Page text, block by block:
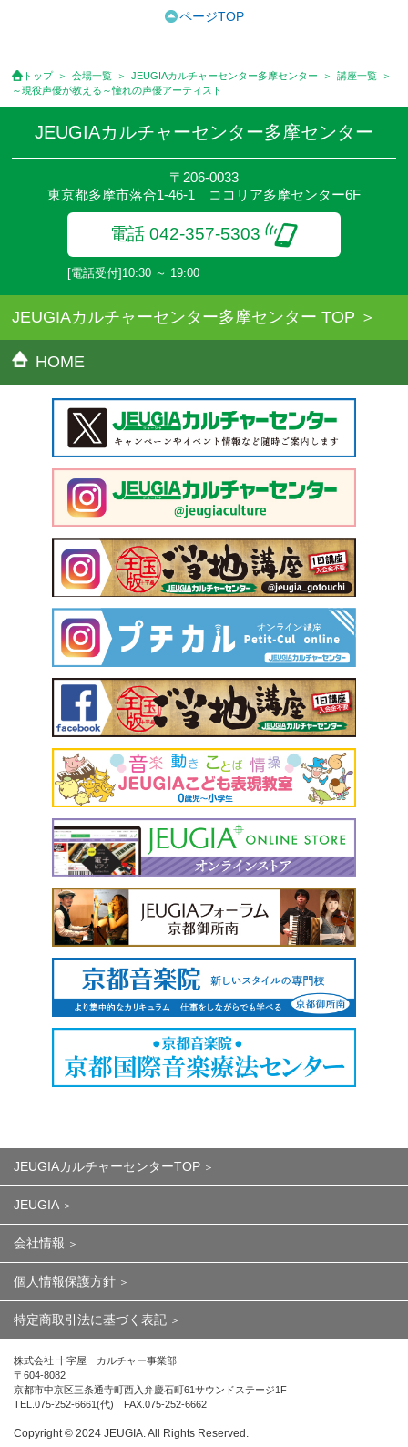
ております。また一部の講座では別途傷害保険料も含まれており
●資格認定講座の試験料・認定料などは別途要しますのでお問い合
せください。
●講座は、月4回(週1回),月3回,2回,1回,臨時講座いろいろあります
のでご確認ください。
●参加人数が一定に満たない場合、体験や講座開講を中止または延
●その他、詳しい内容については、ご入会時にご説明をさせていた
だきます。
ページTOP
トップ 会場一覧 JEUGIAカルチャーセンター多摩センター
講座一覧
～現役声優が教える～憧れの声優アーティスト
JEUGIAカルチャーセンター多摩センター
〒206-0033
東京都多摩市落合1-46-1 ココリア多摩センター6F
電話 042-357-5303
[電話受付]10:30 ～ 19:00
JEUGIAカルチャーセンター多摩センター TOP
HOME
JEUGIAカルチャーセンターTOP
JEUGIA
会社情報
個人情報保護方針
特定商取引法に基づく表記
株式会社 十字屋 カルチャー事業部
〒604-8082
京都市中京区三条通寺町西入弁慶石町61サウンドステージ1F
TEL.075-252-6661(代) FAX.075-252-6662
Copyright ©︎ 2024 JEUGIA. All Rights Reserved.